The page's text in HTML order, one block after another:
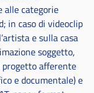
alle categorie
in caso di videoclip
e sulla casa
soggetto,
progetto afferente
e documentale) e